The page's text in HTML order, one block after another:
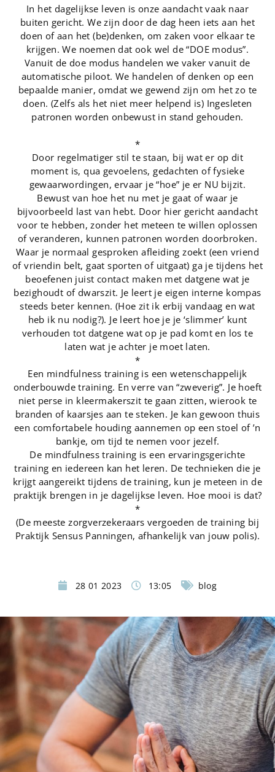
In het dagelijkse leven is onze aandacht vaak naar
buiten gericht. We zijn door de dag heen iets aan het
doen of aan het (be)denken, om zaken voor elkaar te
krijgen. We noemen dat ook wel de “DOE modus”.
Vanuit de doe modus handelen we vaker vanuit de
automatische piloot. We handelen of denken op een
bepaalde manier, omdat we gewend zijn om het zo te
doen. (Zelfs als het niet meer helpend is) Ingesleten
patronen worden onbewust in stand gehouden.
*
Door regelmatiger stil te staan, bij wat er op dit
moment is, qua gevoelens, gedachten of fysieke
gewaarwordingen, ervaar je “hoe” je er NU bijzit.
Bewust van hoe het nu met je gaat of waar je
bijvoorbeeld last van hebt. Door hier gericht aandacht
voor te hebben, zonder het meteen te willen oplossen
of veranderen, kunnen patronen worden doorbroken.
Waar je normaal gesproken afleiding zoekt (een vriend
of vriendin belt, gaat sporten of uitgaat) ga je tijdens het
beoefenen juist contact maken met datgene wat je
bezighoudt of dwarszit. Je leert je eigen interne kompas
steeds beter kennen. (Hoe zit ik erbij vandaag en wat
heb ik nu nodig?). Je leert hoe je je ‘slimmer’ kunt
verhouden tot datgene wat op je pad komt en los te
laten wat je achter je moet laten.
*
Een mindfulness training is een wetenschappelijk
onderbouwde training. En verre van “zweverig”. Je hoeft
niet perse in kleermakerszit te gaan zitten, wierook te
branden of kaarsjes aan te steken. Je kan gewoon thuis
een comfortabele houding aannemen op een stoel of ’n
bankje, om tijd te nemen voor jezelf.
De mindfulness training is een ervaringsgerichte
training en iedereen kan het leren. De technieken die je
krijgt aangereikt tijdens de training, kun je meteen in de
praktijk brengen in je dagelijkse leven. Hoe mooi is dat?
*
(De meeste zorgverzekeraars vergoeden de training bij
Praktijk Sensus Panningen, afhankelijk van jouw polis).
28 01 2023 13:05 blog